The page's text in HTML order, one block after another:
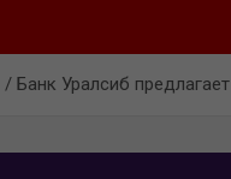
Банк Уралсиб